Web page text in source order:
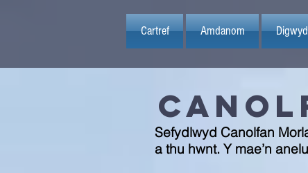
Cartref Amdanom
Sefydlwyd Canolfan
a thu hwnt. Y mae’n